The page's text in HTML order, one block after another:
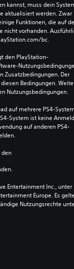
kannst, muss dein
aktualisiert werden. Zwar
Funktionen, die auf
nicht vorhanden.
bc.
den PlayStation-
Zusatzbedingungen. Der
Bedingungen.
Nutzungsbedingungen.
auf mehrere PS4-
System ist keine
auf anderen PS4-
den
Entertainment Inc., unter
Europe. Es
Nutzungsrechte